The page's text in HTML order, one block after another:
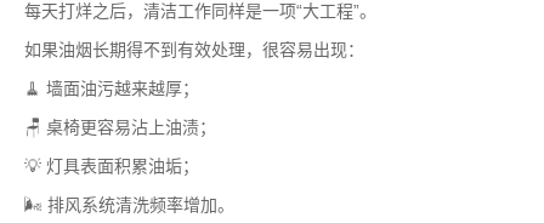
每天打烊之后，清洁工作同样是一项“大工程”。
如果油烟长期得不到有效处理，很容易出现：
🧹 墙面油污越来越厚；
🪑 桌椅更容易沾上油渍；
💡 灯具表面积累油垢；
🌬️ 排风系统清洗频率增加。